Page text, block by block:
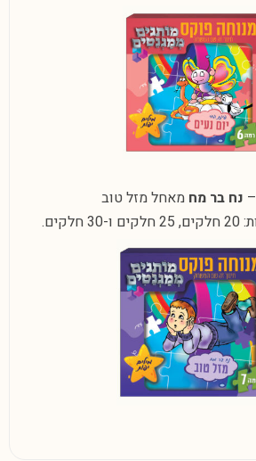
– נח בר מח מאחל מזל טוב